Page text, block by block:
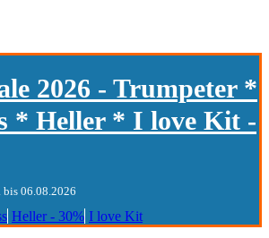
2026 - Trumpeter *
* Heller * I love Kit -
06.08.2026
Heller - 30% I love Kit